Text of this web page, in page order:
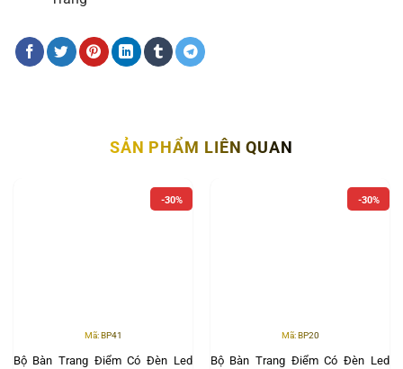
SẢN PHẨM LIÊN QUAN
-30%
Mã: BP41
Bộ Bàn Trang Điểm Có Đèn Led
-30%
Mã: BP20
Bộ Bàn Trang Điểm Có Đèn Led